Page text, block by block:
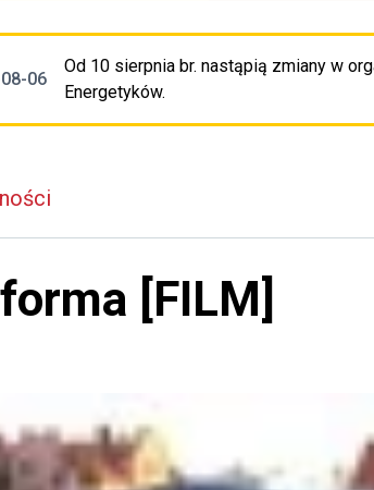
06
Od 10 sierpnia br. nastąpią zmiany w
Energetyków.
[FILM]